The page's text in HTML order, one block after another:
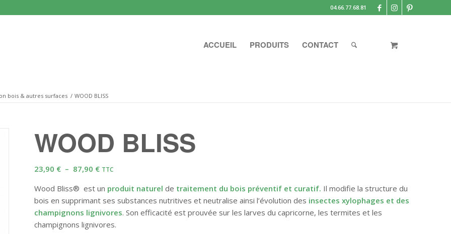
04.66.77.68.81
ACCUEIL PRODUITS CONTACT
bois & autres surfaces / WOOD BLISS
WOOD BLISS
23,90 € – 87,90 €Plage
prix :
23,90 €
à
87,90 €
TTC
Wood Bliss® est un produit naturel de traitement du bois préventif et curatif. Il modifie la structure du
bois en supprimant ses substances nutritives et neutralise ainsi l’évolution des insectes xylophages et des
champignons lignivores. Son efficacité est prouvée sur les larves du capricorne, les termites et les
champignons lignivores.